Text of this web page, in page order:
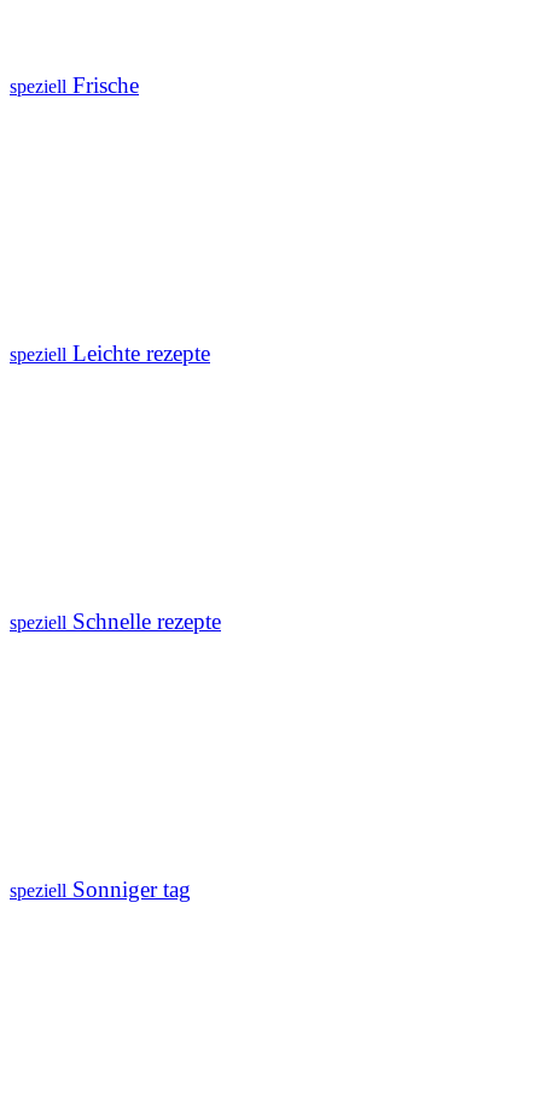
speziell Frische
speziell Leichte rezepte
speziell Schnelle rezepte
speziell Sonniger tag